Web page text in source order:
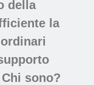
della
la
sono?